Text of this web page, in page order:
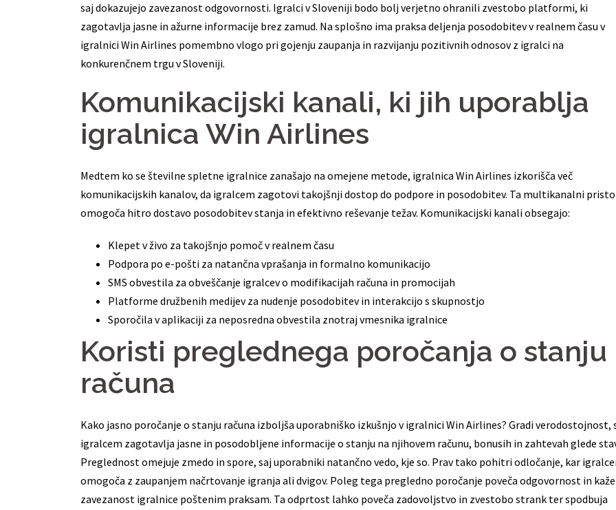
saj dokazujejo zavezanost odgovornosti. Igralci v Sloveniji bodo bolj verjetno ohranili zvestobo platformi, ki
zagotavlja jasne in ažurne informacije brez zamud. Na splošno ima praksa deljenja posodobitev v realnem času v
igralnici Win Airlines pomembno vlogo pri gojenju zaupanja in razvijanju pozitivnih odnosov z igralci na
konkurenčnem trgu v Sloveniji.
Komunikacijski kanali, ki jih uporablja
igralnica Win Airlines
Medtem ko se številne spletne igralnice zanašajo na omejene metode, igralnica Win Airlines izkorišča več
komunikacijskih kanalov, da igralcem zagotovi takojšnji dostop do podpore in posodobitev. Ta multikanalni
omogoča hitro dostavo posodobitev stanja in efektivno reševanje težav. Komunikacijski kanali obsegajo:
Klepet v živo za takojšnjo pomoč v realnem času
Podpora po e-pošti za natančna vprašanja in formalno komunikacijo
SMS obvestila za obveščanje igralcev o modifikacijah računa in promocijah
Platforme družbenih medijev za nudenje posodobitev in interakcijo s skupnostjo
Sporočila v aplikaciji za neposredna obvestila znotraj vmesnika igralnice
Koristi preglednega poročanja o stanju
računa
Kako jasno poročanje o stanju računa izboljša uporabniško izkušnjo v igralnici Win Airlines? Gradi verodostojnost,
igralcem zagotavlja jasne in posodobljene informacije o stanju na njihovem računu, bonusih in zahtevah glede
Preglednost omejuje zmedo in spore, saj uporabniki natančno vedo, kje so. Prav tako pohitri odločanje, kar
omogoča z zaupanjem načrtovanje igranja ali dvigov. Poleg tega pregledno poročanje poveča odgovornost in
zavezanost igralnice poštenim praksam. Ta odprtost lahko poveča zadovoljstvo in zvestobo strank ter spodbuja